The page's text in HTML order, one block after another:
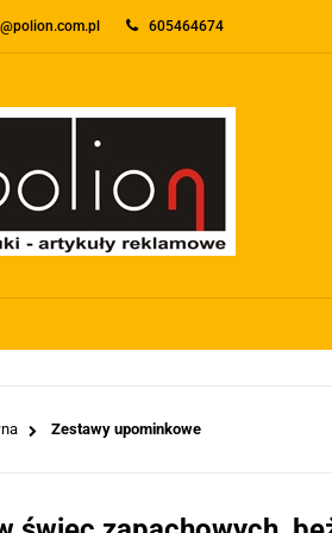
605464674
O FIRMIE
Zestawy upominkowe